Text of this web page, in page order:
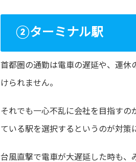
②ターミナル駅
首都圏の通勤は電車の遅延や、運休
けられません。
それでも一心不乱に会社を目指す
ている駅を選択するというのが対策
台風直撃で電車が大遅延した時も、